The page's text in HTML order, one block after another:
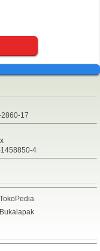
17
4
TokoPedia
Bukalapak